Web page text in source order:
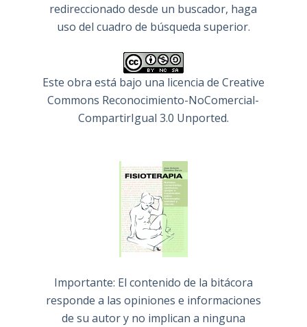
redireccionado desde un buscador, haga
uso del cuadro de búsqueda superior.
Este obra está bajo una licencia de Creative
Commons Reconocimiento-NoComercial-
CompartirIgual 3.0 Unported.
Importante: El contenido de la bitácora
responde a las opiniones e informaciones
de su autor y no implican a ninguna